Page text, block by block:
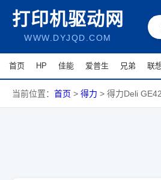
打印机驱动网
WWW.DYJQD.COM
首页 HP 佳能 爱普生 兄弟 联
当前位置： 首页 > 得力 > 得力Deli